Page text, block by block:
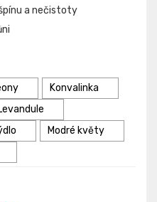
a nečistoty
Konvalinka
Modré květy